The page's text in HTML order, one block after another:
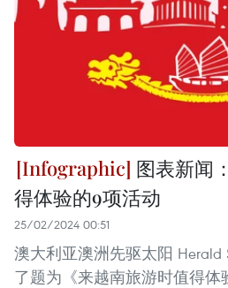
图表新闻
得体验的9项活动
25/02/2024 00:51
澳大利亚澳洲先驱太阳 Herald
了题为《来越南旅游时值得体